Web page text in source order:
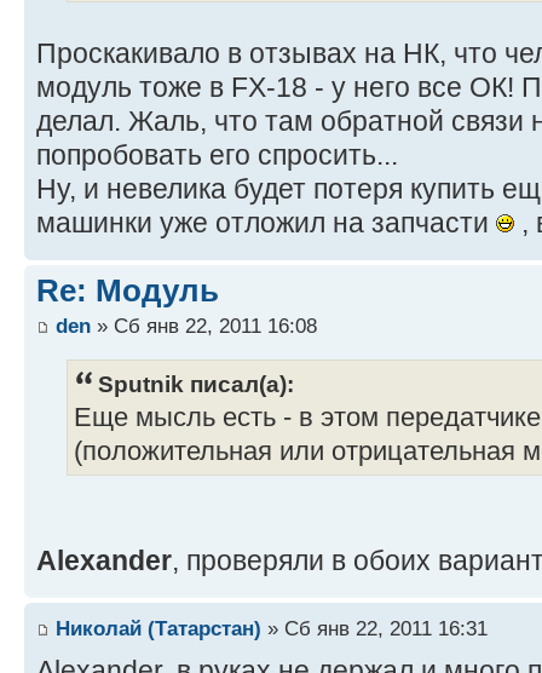
Проскакивало в отзывах на НК, что
модуль тоже в FX-18 - у него все ОК!
делал. Жаль, что там обратной связи
попробовать его спросить...
Ну, и невелика будет потеря купить
машинки уже отложил на запчасти
,
Re: Модуль
den » Сб янв 22, 2011 16:08
Sputnik писал(а):
Еще мысль есть - в этом
(положительная или отрицательная
Alexander, проверяли в обоих
Николай (Татарстан) » Сб янв 22, 2011 16:31